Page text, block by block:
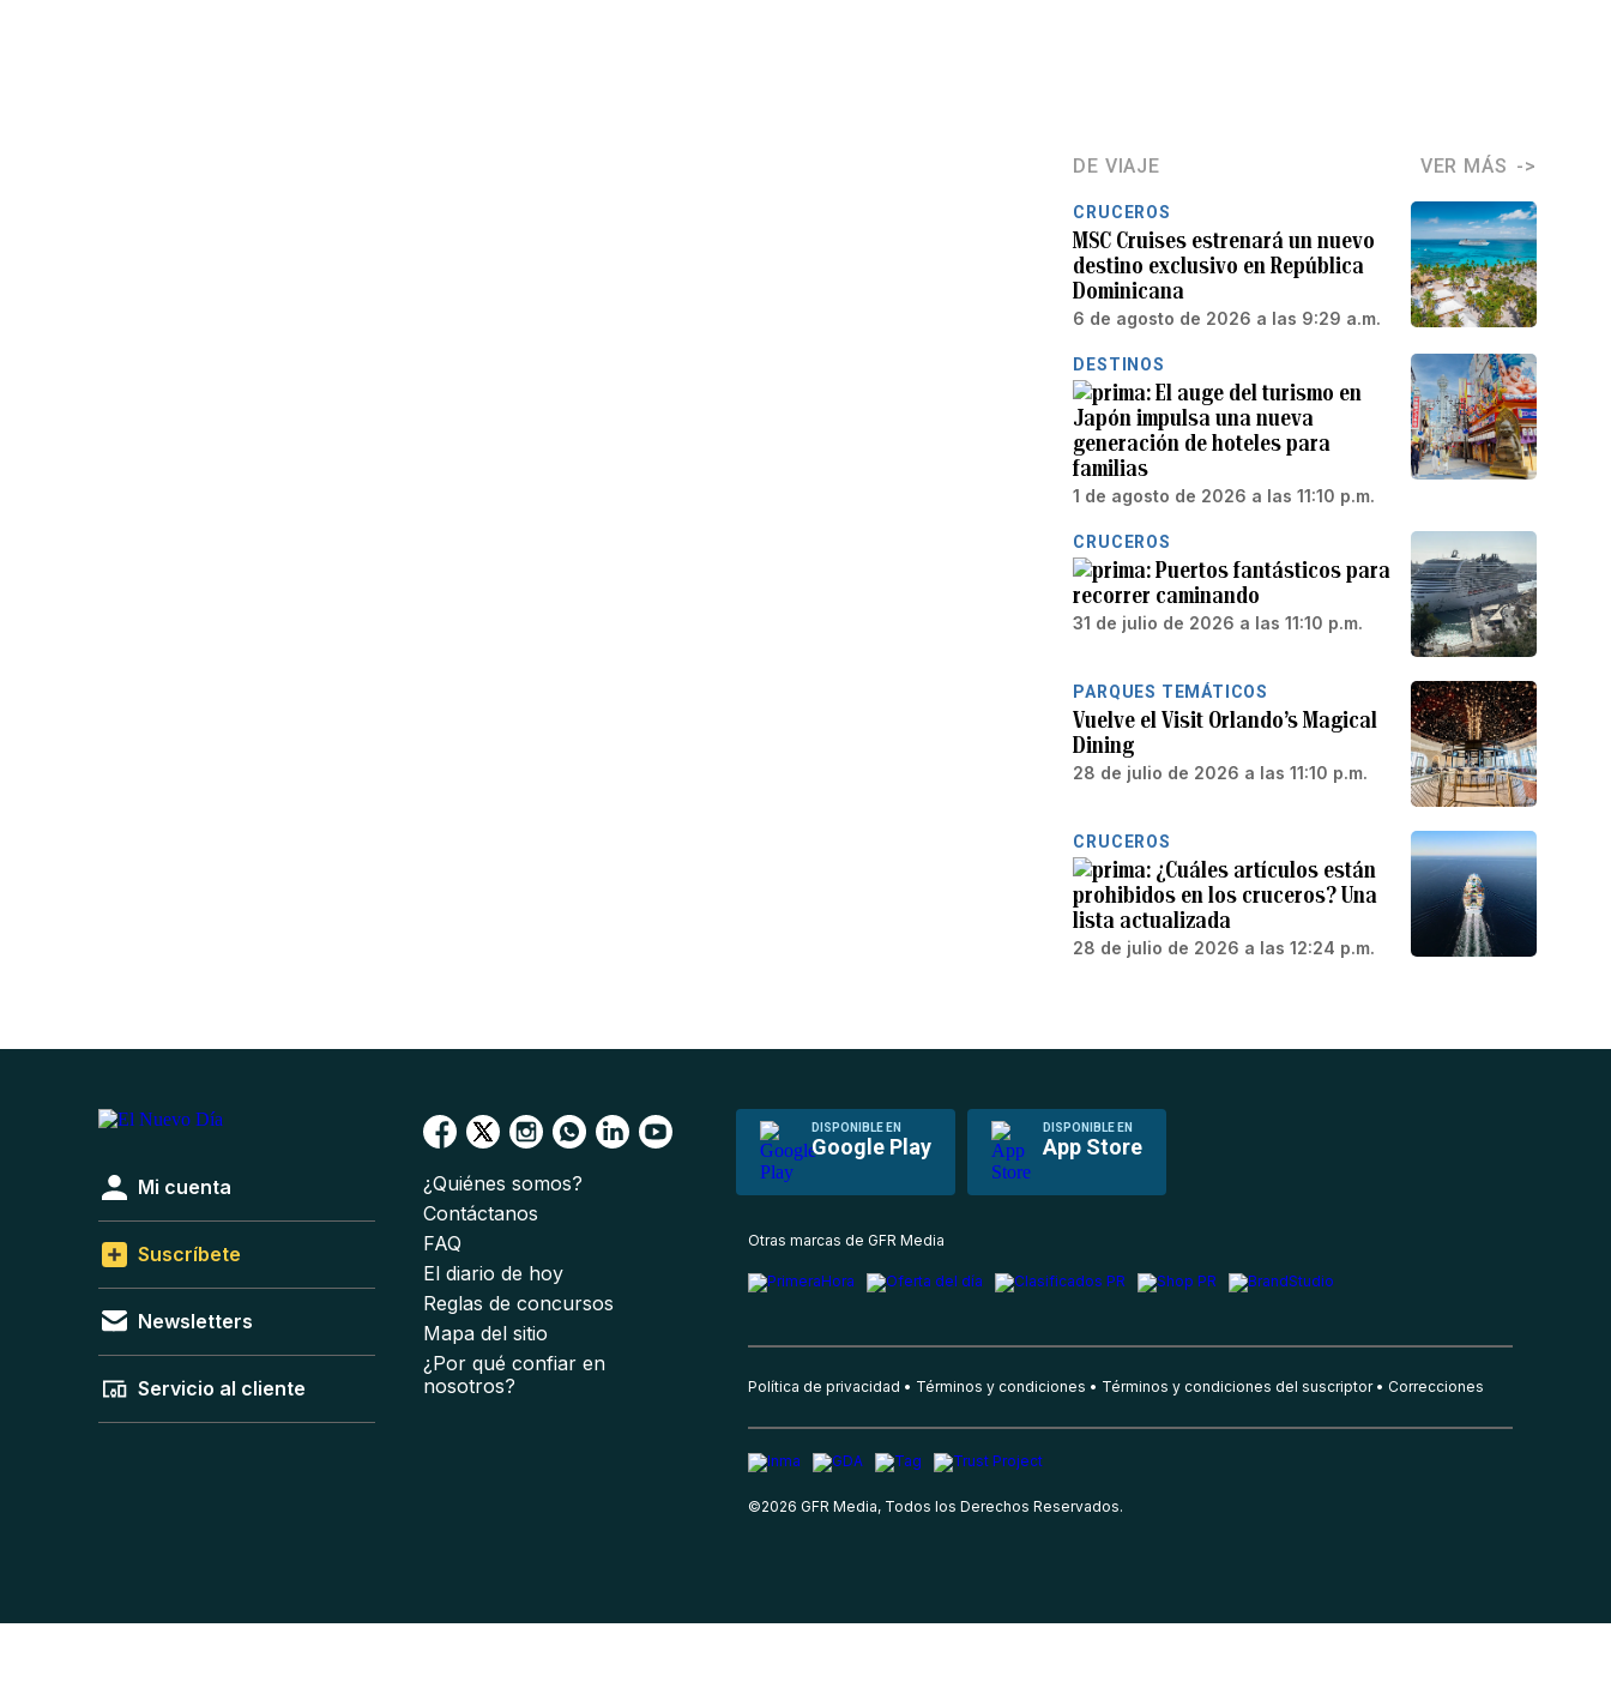
DE VIAJE VER MÁS
CRUCEROS
MSC Cruises estrenará un nuevo
destino exclusivo en República
Dominicana
6 de agosto de 2026 a las 9:29 a.m.
DESTINOS
El auge del turismo en
Japón impulsa una nueva
generación de hoteles para
familias
1 de agosto de 2026 a las 11:10 p.m.
CRUCEROS
Puertos fantásticos para
recorrer caminando
31 de julio de 2026 a las 11:10 p.m.
PARQUES TEMÁTICOS
Vuelve el Visit Orlando’s Magical
Dining
28 de julio de 2026 a las 11:10 p.m.
CRUCEROS
¿Cuáles artículos están
prohibidos en los cruceros? Una
lista actualizada
28 de julio de 2026 a las 12:24 p.m.
DISPONIBLE EN
Google Play
DISPONIBLE EN
App Store
Mi cuenta
Suscríbete
Newsletters
Servicio al cliente
¿Quiénes somos?
Contáctanos
FAQ
El diario de hoy
Reglas de concursos
Mapa del sitio
¿Por qué confiar en
nosotros?
Otras marcas de GFR Media
Política de privacidad Términos y condiciones Términos y condiciones del suscriptor Correcciones
©2026 GFR Media, Todos los Derechos Reservados.